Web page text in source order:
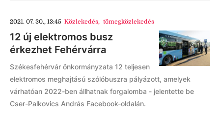
2021. 07. 30., 13:45 Közlekedés, tömegközlekedés
12 új elektromos busz
érkezhet Fehérvárra
Székesfehérvár önkormányzata 12 teljesen
elektromos meghajtású szólóbuszra pályázott, amelyek
várhatóan 2022-ben állhatnak forgalomba - jelentette be
Cser-Palkovics András Facebook-oldalán.